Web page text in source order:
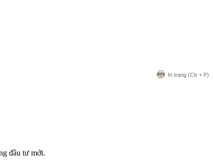
In trang (Ctr + P)
đầu tư mới.